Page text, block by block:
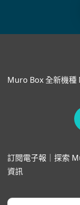
Muro Box 全新機種
訂閱電子報｜探索
資訊